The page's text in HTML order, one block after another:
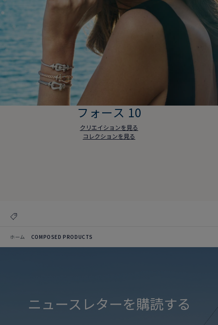
フォース 10
クリエイションを見る
コレクションを見る
ホーム COMPOSED PRODUCTS
ニュースレターを購読する